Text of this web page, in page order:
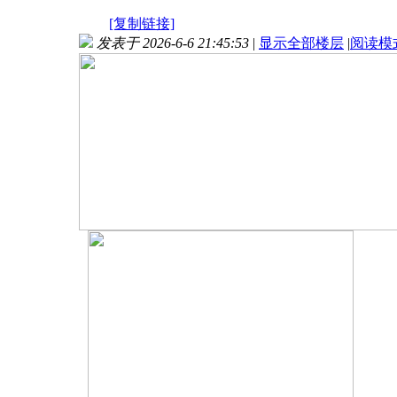
[复制链接]
发表于 2026-6-6 21:45:53 | 显示全部楼层 |阅读模